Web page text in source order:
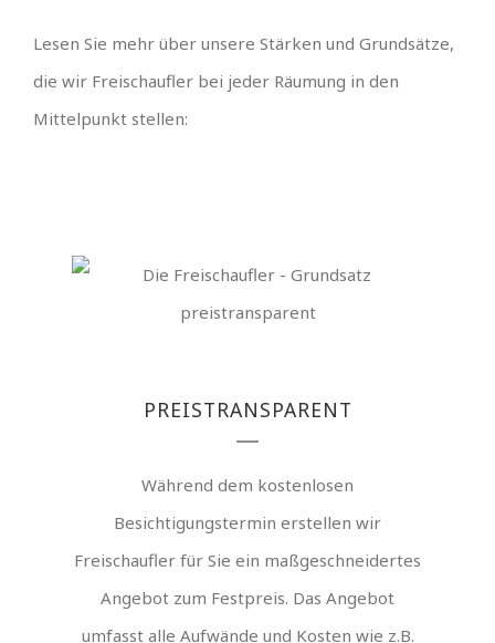
Lesen Sie mehr über unsere Stärken und Grundsätze,
die wir Freischaufler bei jeder Räumung in den
Mittelpunkt stellen:
PREISTRANSPARENT
Während dem kostenlosen
Besichtigungstermin erstellen wir
Freischaufler für Sie ein maßgeschneidertes
Angebot zum Festpreis. Das Angebot
umfasst alle Aufwände und Kosten wie z.B.